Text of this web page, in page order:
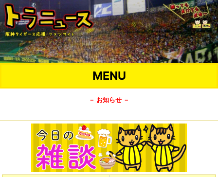
MENU
－ お知らせ －